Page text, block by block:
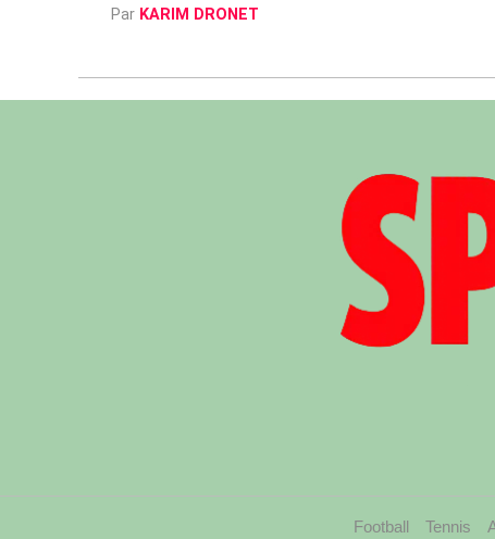
Par KARIM DRONET
Football Tennis